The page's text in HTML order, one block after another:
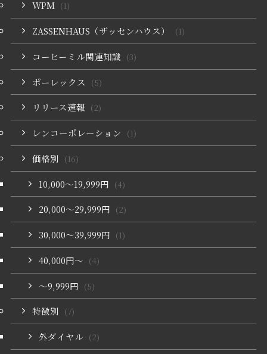
WPM (1)
ZASSENHAUS（ザッセンハウス） (1)
コーヒーミル関連知識 (3)
ポーレックス (5)
リリース速報 (2)
レンコーポレーション (1)
価格別 (16)
10,000〜19,999円 (4)
20,000〜29,999円 (2)
30,000〜39,999円 (1)
40,000円〜 (4)
〜9,999円 (5)
特徴別 (7)
外ダイヤル (2)